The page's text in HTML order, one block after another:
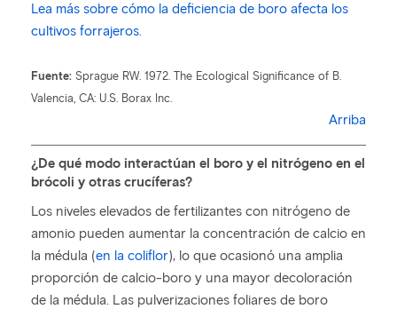
Lea más sobre cómo la deficiencia de boro afecta los
cultivos forrajeros.
Fuente: Sprague RW. 1972. The Ecological Significance of B.
Valencia, CA: U.S. Borax Inc.
Arriba
¿De qué modo interactúan el boro y el nitrógeno en el
brócoli y otras crucíferas?
Los niveles elevados de fertilizantes con nitrógeno de
amonio pueden aumentar la concentración de calcio en
la médula (en la coliflor), lo que ocasionó una amplia
proporción de calcio-boro y una mayor decoloración
de la médula. Las pulverizaciones foliares de boro